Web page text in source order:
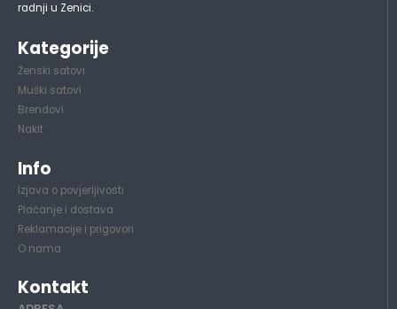
radnji u Zenici.
Kategorije
Ženski satovi
Muški satovi
Brendovi
Nakit
Info
Izjava o povjerljivosti
Plaćanje i dostava
Reklamacije i prigovori
O nama
Kontakt